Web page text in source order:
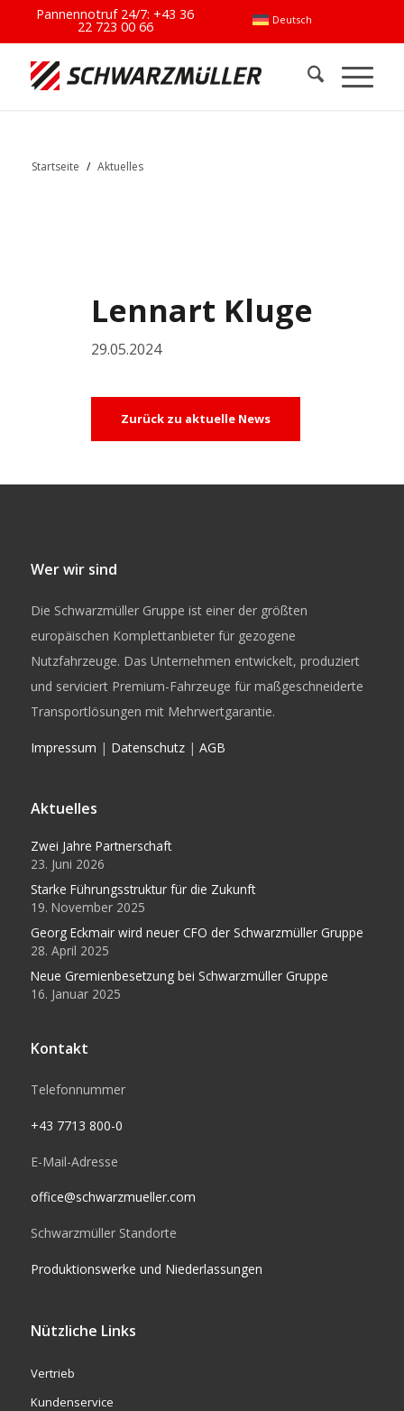
Deutsch
Pannennotruf 24/7:+43 36
22 723 00 66
Startseite / Aktuelles
Lennart Kluge
29.05.2024
Zurück zu aktuelle News
Wer wir sind
Die Schwarzmüller Gruppe ist einer der größten
europäischen Komplettanbieter für gezogene
Nutzfahrzeuge. Das Unternehmen entwickelt, produziert
und serviciert Premium-Fahrzeuge für maßgeschneiderte
Transportlösungen mit Mehrwertgarantie.
Impressum | Datenschutz| AGB
Aktuelles
Zwei Jahre Partnerschaft
23. Juni 2026
Starke Führungsstruktur für die Zukunft
19. November 2025
Georg Eckmair wird neuer CFO der Schwarzmüller Gruppe
28. April 2025
Neue Gremienbesetzung bei Schwarzmüller Gruppe
16. Januar 2025
Kontakt
Telefonnummer
+43 7713 800-0
E-Mail-Adresse
office@schwarzmueller.com
Schwarzmüller Standorte
Produktionswerke und Niederlassungen
Nützliche Links
Vertrieb
Kundenservice